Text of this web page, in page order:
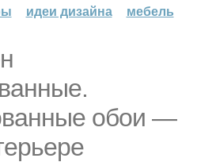
идеи дизайна мебель
обои —